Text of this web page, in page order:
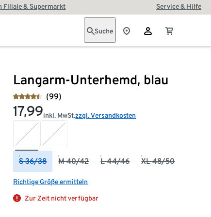
Filiale & Supermarkt Service & Hilfe
Suche
Langarm-Unterhemd, blau
(99)
17,99inkl. MwSt.zzgl. Versandkosten
S 36/38 M 40/42 L 44/46 XL 48/50
Richtige Größe ermitteln
Zur Zeit nicht verfügbar